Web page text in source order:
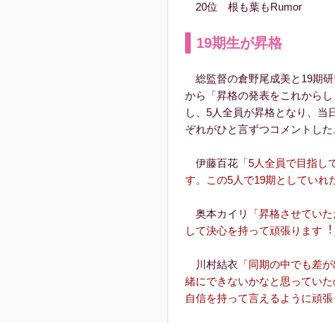
20位 根も葉もRumor
19期生が昇格
総監督の倉野尾成美と19期
から「昇格の発表をこれから
し、5人全員が昇格となり、当
ぞれがひと言ずつコメントした
伊藤百花 「5⼈全員で⽬指
す。この5⼈で19期としていれ
奥本カイリ
「昇格させてい
して決⼼を持って頑張ります︕
川村結⾐ 「同期の中でも差
緒にできないかなと思ってい
⾃信を持って⾔えるように頑張